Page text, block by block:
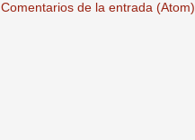
Comentarios de la entrada (Atom)